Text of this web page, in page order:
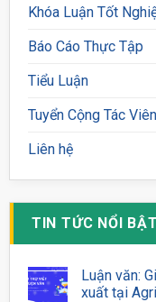
Khóa Luận Tốt
Báo Cáo Thực Tập
Tiểu Luận
Tuyển Cộng Tác Viên
Liên hệ
TIN TỨC NỔI BẬT
Luận văn:
xuất tại